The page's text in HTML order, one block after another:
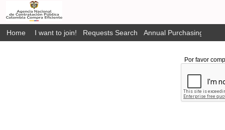
Home I want to join! Requests Search Annual Purchasing Plan
Por favor